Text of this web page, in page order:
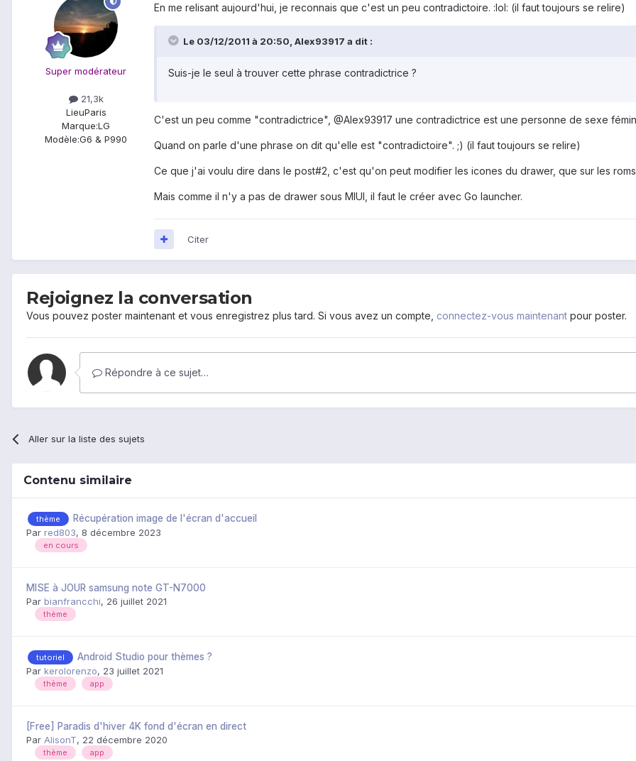
Super modérateur
21,3k
LieuParis
Marque:LG
Modèle:G6 & P990
En me relisant aujourd'hui, je reconnais que c'est un peu contradictoire. :lol: (il faut toujours se relire)
Le 03/12/2011 à 20:50, Alex93917 a dit :
Suis-je le seul à trouver cette phrase contradictrice ?
C'est un peu comme "contradictrice", @Alex93917 une contradictrice est une personne de sexe
Quand on parle d'une phrase on dit qu'elle est "contradictoire". ;) (il faut toujours se relire)
Ce que j'ai voulu dire dans le post#2, c'est qu'on peut modifier les icones du drawer, que sur les roms
Mais comme il n'y a pas de drawer sous MIUI, il faut le créer avec Go launcher.
Citer
Rejoignez la conversation
Vous pouvez poster maintenant et vous enregistrez plus tard. Si vous avez un compte, connectez-vous maintenant pour poster.
Répondre à ce sujet…
Aller sur la liste des sujets
Contenu similaire
thème
Récupération image de l'écran d'accueil
Par red803, 8 décembre 2023
en cours
MISE à JOUR samsung note GT-N7000
Par bianfrancchi, 26 juillet 2021
thème
tutoriel
Android Studio pour thèmes ?
Par kerolorenzo, 23 juillet 2021
thème app
[Free] Paradis d'hiver 4K fond d'écran en direct
Par AlisonT, 22 décembre 2020
thème app